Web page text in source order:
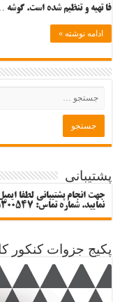
فا تهیه و تنظیم شده است. گوشه
ادامه نوشته »
پشتیبانی
جهت انجام پشتیبانی لطفا
نمایید. شماره تماس: 09355300547
پکیج جزوات کنکور